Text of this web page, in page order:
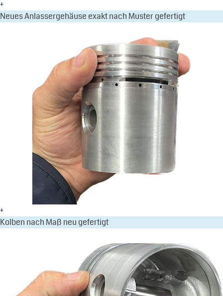
+
Neues Anlassergehäuse exakt nach Muster gefertigt
+
Kolben nach Maß neu gefertigt